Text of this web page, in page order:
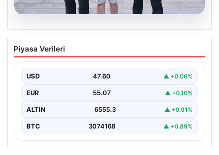
04.08.2026
FETÖ’cü Burkay Karatepe ile Bağlantılı
Şüphelinin İfadesi Ortaya Çıktı: ‘Salih
15 Temmuz darbe girişimi sırasında planlanan ve
girişimini içeren…
Piyasa Verileri
USD 47.60 ▲ +0.06%
EUR 55.07 ▲ +0.10%
ALTIN 6555.3 ▲ +0.91%
BTC 3074168 ▲ +0.89%